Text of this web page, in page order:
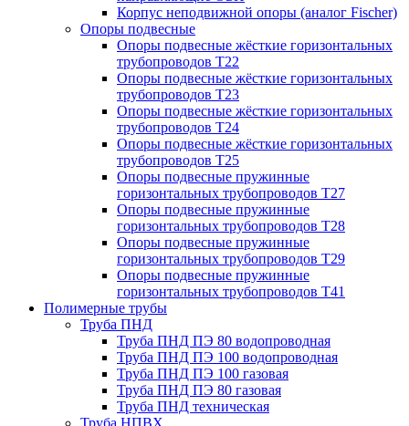
Корпус неподвижной опоры (аналог Fischer)
Опоры подвесные
Опоры подвесные жёсткие горизонтальных
трубопроводов Т22
Опоры подвесные жёсткие горизонтальных
трубопроводов Т23
Опоры подвесные жёсткие горизонтальных
трубопроводов Т24
Опоры подвесные жёсткие горизонтальных
трубопроводов Т25
Опоры подвесные пружинные
горизонтальных трубопроводов Т27
Опоры подвесные пружинные
горизонтальных трубопроводов Т28
Опоры подвесные пружинные
горизонтальных трубопроводов Т29
Опоры подвесные пружинные
горизонтальных трубопроводов Т41
Полимерные трубы
Труба ПНД
Труба ПНД ПЭ 80 водопроводная
Труба ПНД ПЭ 100 водопроводная
Труба ПНД ПЭ 100 газовая
Труба ПНД ПЭ 80 газовая
Труба ПНД техническая
Труба НПВХ